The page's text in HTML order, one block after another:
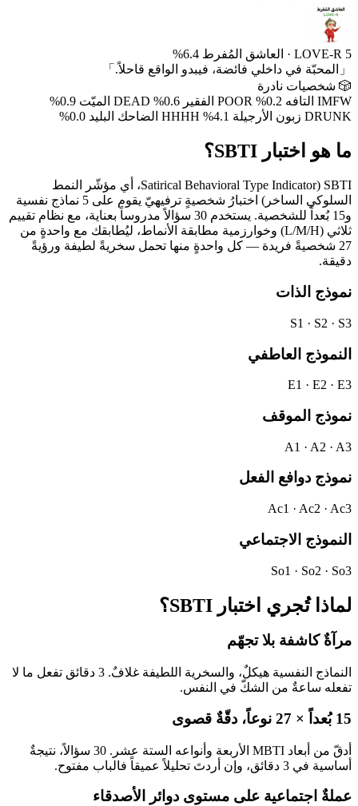
5
LOVE-R
· العاشق المُفرط 6.4%
「المحبّة في داخلي فائضة، فيبدو الواقع قاحلاً.」
🎲 شخصيات نادرة
IMFW التافه 0.2%
POOR الفقير 0.6%
DEAD الميّت 0.9%
DRUNK زبون الأرجيلة 4.1%
HHHH الضاحك البليد 0.0%
ما هو اختبار SBTI؟
SBTI (Satirical Behavioral Type Indicator، أي مؤشّر النمط
السلوكي الساخر) اختبارُ شخصيةٍ ترفيهيّ يقوم على 5 نماذج نفسية
و15 بُعداً للشخصية. يستخدم 30 سؤالاً مدروساً بعناية، مع نظام تقييم
ثلاثي (L/M/H) وخوارزمية مطابقة الأنماط، ليُطابقك مع واحدةٍ من
27 شخصيةً فريدة — كل واحدةٍ منها تحمل سخريةً لطيفة ورؤيةً
دقيقة.
نموذج الذات
S1 · S2 · S3
النموذج العاطفي
E1 · E2 · E3
نموذج الموقف
A1 · A2 · A3
نموذج دوافع الفعل
Ac1 · Ac2 · Ac3
النموذج الاجتماعي
So1 · So2 · So3
لماذا تُجري اختبار SBTI؟
مرآةٌ كاشفة بلا تجهّم
النماذج النفسية هيكلٌ، والسخرية اللطيفة غلافٌ. 3 دقائق تفعل ما لا
تفعله ساعةٌ من الشكّ في النفس.
15 بُعداً × 27 نوعاً، دقّةٌ قصوى
أدقّ من أبعاد MBTI الأربعة وأنواعه الستة عشر. 30 سؤالاً، نتيجةٌ
أساسية في 3 دقائق، وإن أردتَ تحليلاً عميقاً فالباب مفتوح.
عملةٌ اجتماعية على مستوى دوائر الأصدقاء